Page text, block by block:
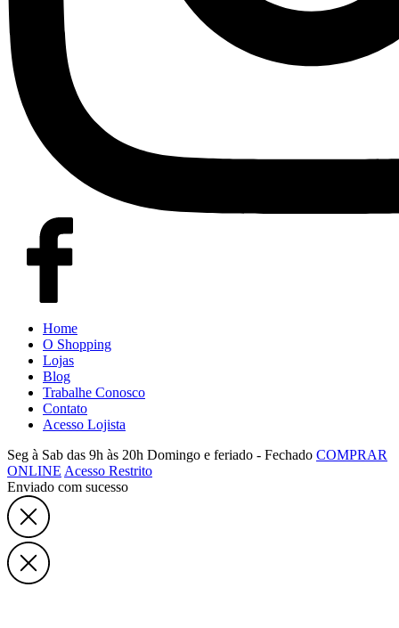
Home
O Shopping
Lojas
Blog
Trabalhe Conosco
Contato
Acesso Lojista
Seg à Sab das 9h às 20h Domingo e feriado - Fechado COMPRAR
ONLINE Acesso Restrito
Enviado com sucesso